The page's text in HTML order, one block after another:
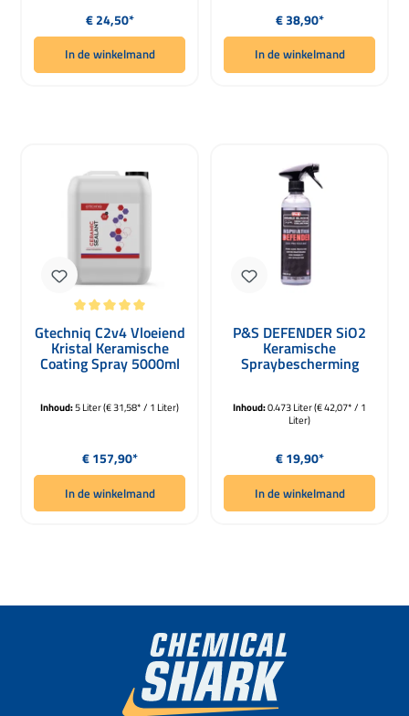
Normale prijs:
€ 24,50*
In de winkelmand
Normale prijs:
€ 38,90*
In de winkelmand
Gemiddelde waardering van 5 van 5 sterren
Gtechniq C2v4 Vloeiend
Kristal Keramische
Coating Spray 5000ml
Inhoud:5 Liter(€ 31,58* / 1 Liter)
Normale prijs:
€ 157,90*
In de winkelmand
P&S DEFENDER SiO2
Keramische
Spraybescherming
Inhoud:0.473 Liter(€ 42,07* / 1
Liter)
Normale prijs:
€ 19,90*
In de winkelmand